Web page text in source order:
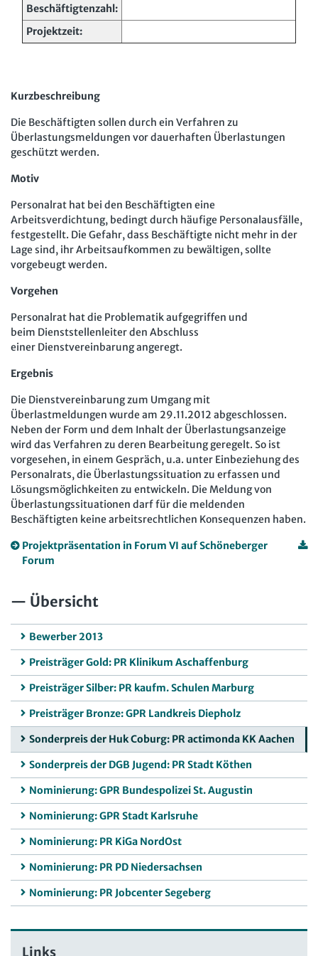
Mitbestimmung
Arbeit und Recht
JAV-Praxis online
Presse Interne Meldestelle
Datenschutz
Beschäftigtenzahl:
Projektzeit:
Kurzbeschreibung
Die Beschäftigten sollen durch ein Verfahren zu
Überlastungsmeldungen vor dauerhaften Überlastungen
geschützt werden.
Motiv
Personalrat hat bei den Beschäftigten eine
Arbeitsverdichtung, bedingt durch häufige Personalausfälle,
festgestellt. Die Gefahr, dass Beschäftigte nicht mehr in der
Lage sind, ihr Arbeitsaufkommen zu bewältigen, sollte
vorgebeugt werden.
Vorgehen
Personalrat hat die Problematik aufgegriffen und
beim Dienststellenleiter den Abschluss
einer Dienstvereinbarung angeregt.
Ergebnis
Die Dienstvereinbarung zum Umgang mit
Überlastmeldungen wurde am 29.11.2012 abgeschlossen.
Neben der Form und dem Inhalt der Überlastungsanzeige
wird das Verfahren zu deren Bearbeitung geregelt. So ist
vorgesehen, in einem Gespräch, u.a. unter Einbeziehung des
Personalrats, die Überlastungssituation zu erfassen und
Lösungsmöglichkeiten zu entwickeln. Die Meldung von
Überlastungssituationen darf für die meldenden
Beschäftigten keine arbeitsrechtlichen Konsequenzen haben.
Projektpräsentation in Forum VI auf Schöneberger
Forum
Übersicht
Bewerber 2013
Preisträger Gold: PR Klinikum Aschaffenburg
Preisträger Silber: PR kaufm. Schulen Marburg
Preisträger Bronze: GPR Landkreis Diepholz
Sonderpreis der Huk Coburg: PR actimonda KK Aachen
Sonderpreis der DGB Jugend: PR Stadt Köthen
Nominierung: GPR Bundespolizei St. Augustin
Nominierung: GPR Stadt Karlsruhe
Nominierung: PR KiGa NordOst
Nominierung: PR PD Niedersachsen
Nominierung: PR Jobcenter Segeberg
Links